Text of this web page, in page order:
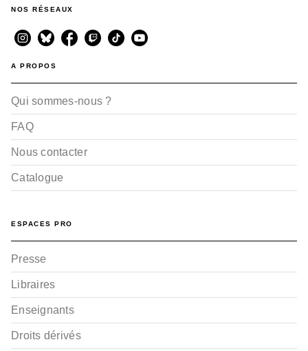
NOS RÉSEAUX
A PROPOS
Qui sommes-nous ?
FAQ
Nous contacter
Catalogue
ESPACES PRO
Presse
Libraires
Enseignants
Droits dérivés